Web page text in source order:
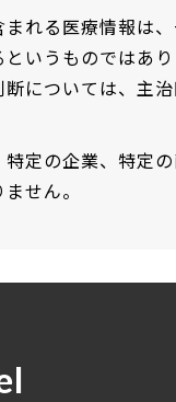
れる医療情報は
いうものではあ
については、主
定の企業、特定
せん。